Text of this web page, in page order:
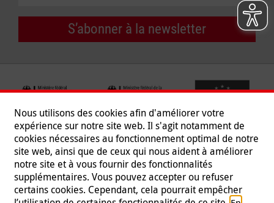
S’abonner à la newsletter
Suivez-nous
Nous utilisons des cookies afin d'améliorer votre
expérience sur notre site web. Il s'agit notamment de
cookies nécessaires au fonctionnement optimal de notre
site web, ainsi que de ceux qui nous aident à améliorer
notre site et à vous fournir des fonctionnalités
supplémentaires. Vous pouvez accepter ou refuser
certains cookies. Cependant, cela pourrait empêcher